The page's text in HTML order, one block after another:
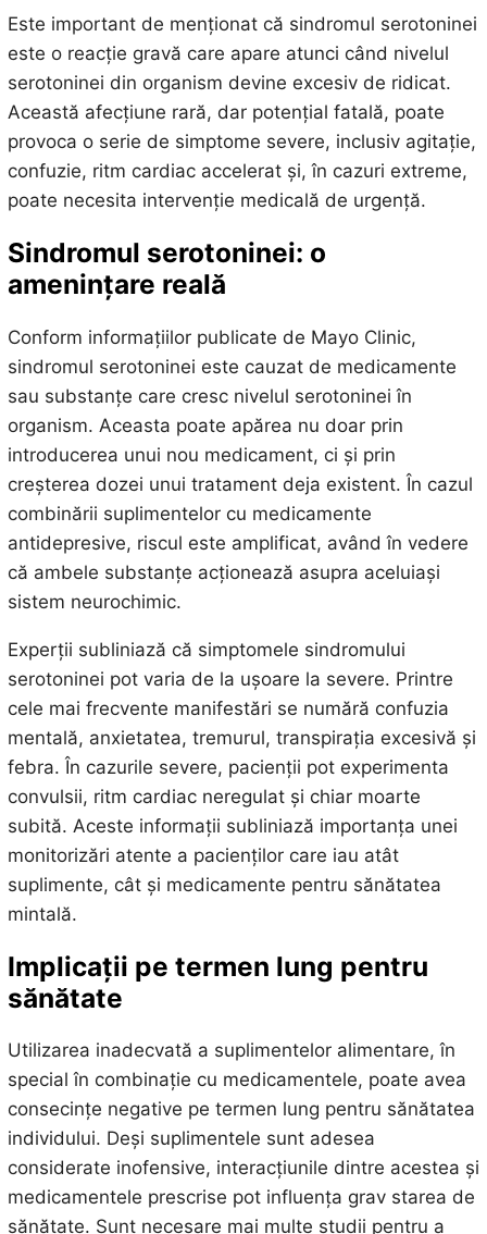
Este important de menționat că sindromul serotoninei
este o reacție gravă care apare atunci când nivelul
serotoninei din organism devine excesiv de ridicat.
Această afecțiune rară, dar potențial fatală, poate
provoca o serie de simptome severe, inclusiv agitație,
confuzie, ritm cardiac accelerat și, în cazuri extreme,
poate necesita intervenție medicală de urgență.
Sindromul serotoninei: o
amenințare reală
Conform informațiilor publicate de Mayo Clinic,
sindromul serotoninei este cauzat de medicamente
sau substanțe care cresc nivelul serotoninei în
organism. Aceasta poate apărea nu doar prin
introducerea unui nou medicament, ci și prin
creșterea dozei unui tratament deja existent. În cazul
combinării suplimentelor cu medicamente
antidepresive, riscul este amplificat, având în vedere
că ambele substanțe acționează asupra aceluiași
sistem neurochimic.
Experții subliniază că simptomele sindromului
serotoninei pot varia de la ușoare la severe. Printre
cele mai frecvente manifestări se numără confuzia
mentală, anxietatea, tremurul, transpirația excesivă și
febra. În cazurile severe, pacienții pot experimenta
convulsii, ritm cardiac neregulat și chiar moarte
subită. Aceste informații subliniază importanța unei
monitorizări atente a pacienților care iau atât
suplimente, cât și medicamente pentru sănătatea
mintală.
Implicații pe termen lung pentru
sănătate
Utilizarea inadecvată a suplimentelor alimentare, în
special în combinație cu medicamentele, poate avea
consecințe negative pe termen lung pentru sănătatea
individului. Deși suplimentele sunt adesea
considerate inofensive, interacțiunile dintre acestea și
medicamentele prescrise pot influența grav starea de
sănătate. Sunt necesare mai multe studii pentru a